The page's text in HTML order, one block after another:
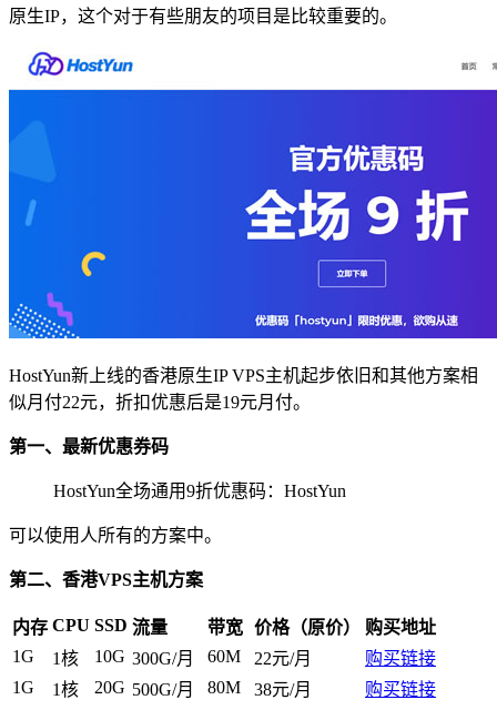
原生IP，这个对于有些朋友的项目是比较重要的。
HostYun新上线的香港原生IP VPS主机起步依旧和其他方案相
似月付22元，折扣优惠后是19元月付。
第一、最新优惠券码
HostYun全场通用9折优惠码：HostYun
可以使用人所有的方案中。
第二、香港VPS主机方案
内存 CPU SSD 流量 带宽 价格（原价）
购买地址
1G
1核 10G 300G/月 60M 22元/月
购买链接
1G
1核 20G 500G/月 80M 38元/月
购买链接